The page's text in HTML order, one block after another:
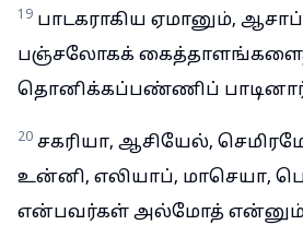
19 பாடகராகிய ஏமானும்,
பஞ்சலோகக்
தொனிக்கப்பண்ணிப்
20 சகரியா, ஆசியேல்,
உன்னி, எலியாப், மாசெயா,
என்பவர்கள் அல்மோத் என்னும்